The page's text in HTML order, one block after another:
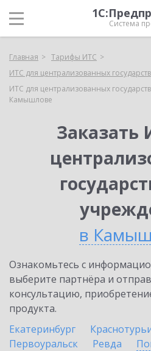
Система
Главная
Тарифы ИТС
ИТС для централизованных
ИТС для централизованных
Камышлове
Заказать
в
Ознакомьтесь с
выберите партнёра и
консультацию,
продукта.
Екатеринбург
Первоуральск
Ревда